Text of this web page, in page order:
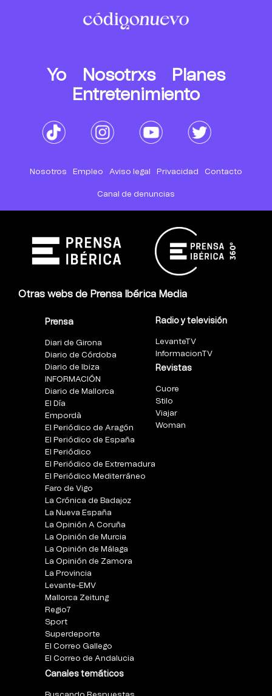
Yo Nosotrxs
Planes
Entretenimiento
Nosotros Empleo Aviso legal Privacidad Contacto
Canal de denuncias
Otras webs de Prensa Ibérica Media
Prensa
Diari de Girona
Diario de Córdoba
Diario de Ibiza
INFORMACIÓN
Diario de Mallorca
El Día
Empordà
El Periódico de Aragón
El Periódico de España
El Periódico
El Periódico de Extremadura
El Periódico Mediterráneo
Faro de Vigo
La Crónica de Badajoz
La Nueva España
La Opinión A Coruña
La Opinión de Murcia
La Opinión de Málaga
La Opinión de Zamora
La Provincia
Levante-EMV
Mallorca Zeitung
Regio7
Sport
Superdeporte
El Correo Gallego
El Correo de Andalucia
Canales temáticos
Radio y televisión
LevanteTV
InformacionTV
Revistas
Cuore
Stilo
Viajar
Woman